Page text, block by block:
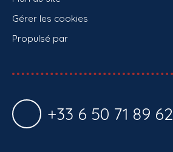
Gérer les cookies
Propulsé par
+33 6 50 71 89 62